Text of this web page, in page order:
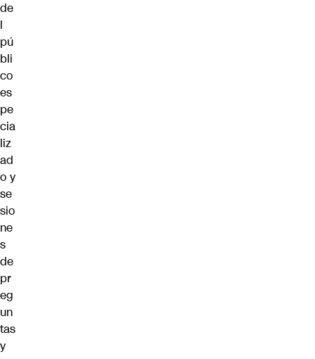
de
l
pú
bli
co
es
pe
cia
liz
ad
o y
se
sio
ne
s
de
pr
eg
un
tas
y